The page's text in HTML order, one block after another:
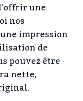
une
nos
impression
de
pouvez être
nette,